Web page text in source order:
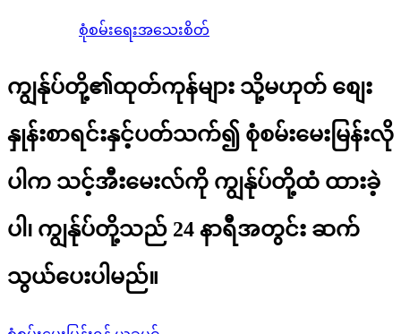
စုံစမ်းရေးအသေးစိတ်
ကျွန်ုပ်တို့၏ထုတ်ကုန်များ သို့မဟုတ် စျေး
နှုန်းစာရင်းနှင့်ပတ်သက်၍ စုံစမ်းမေးမြန်းလို
ပါက သင့်အီးမေးလ်ကို ကျွန်ုပ်တို့ထံ ထားခဲ့
ပါ၊ ကျွန်ုပ်တို့သည် 24 နာရီအတွင်း ဆက်
သွယ်ပေးပါမည်။